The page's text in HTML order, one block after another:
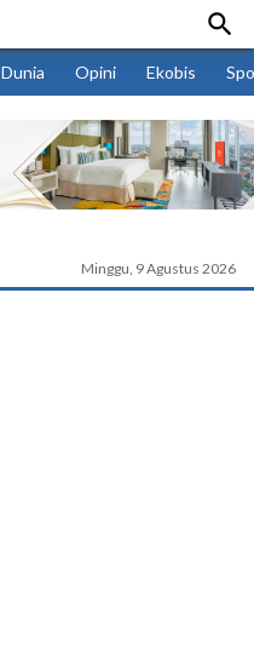

Dunia Opini Ekobis
Minggu, 9 Agustus 2026